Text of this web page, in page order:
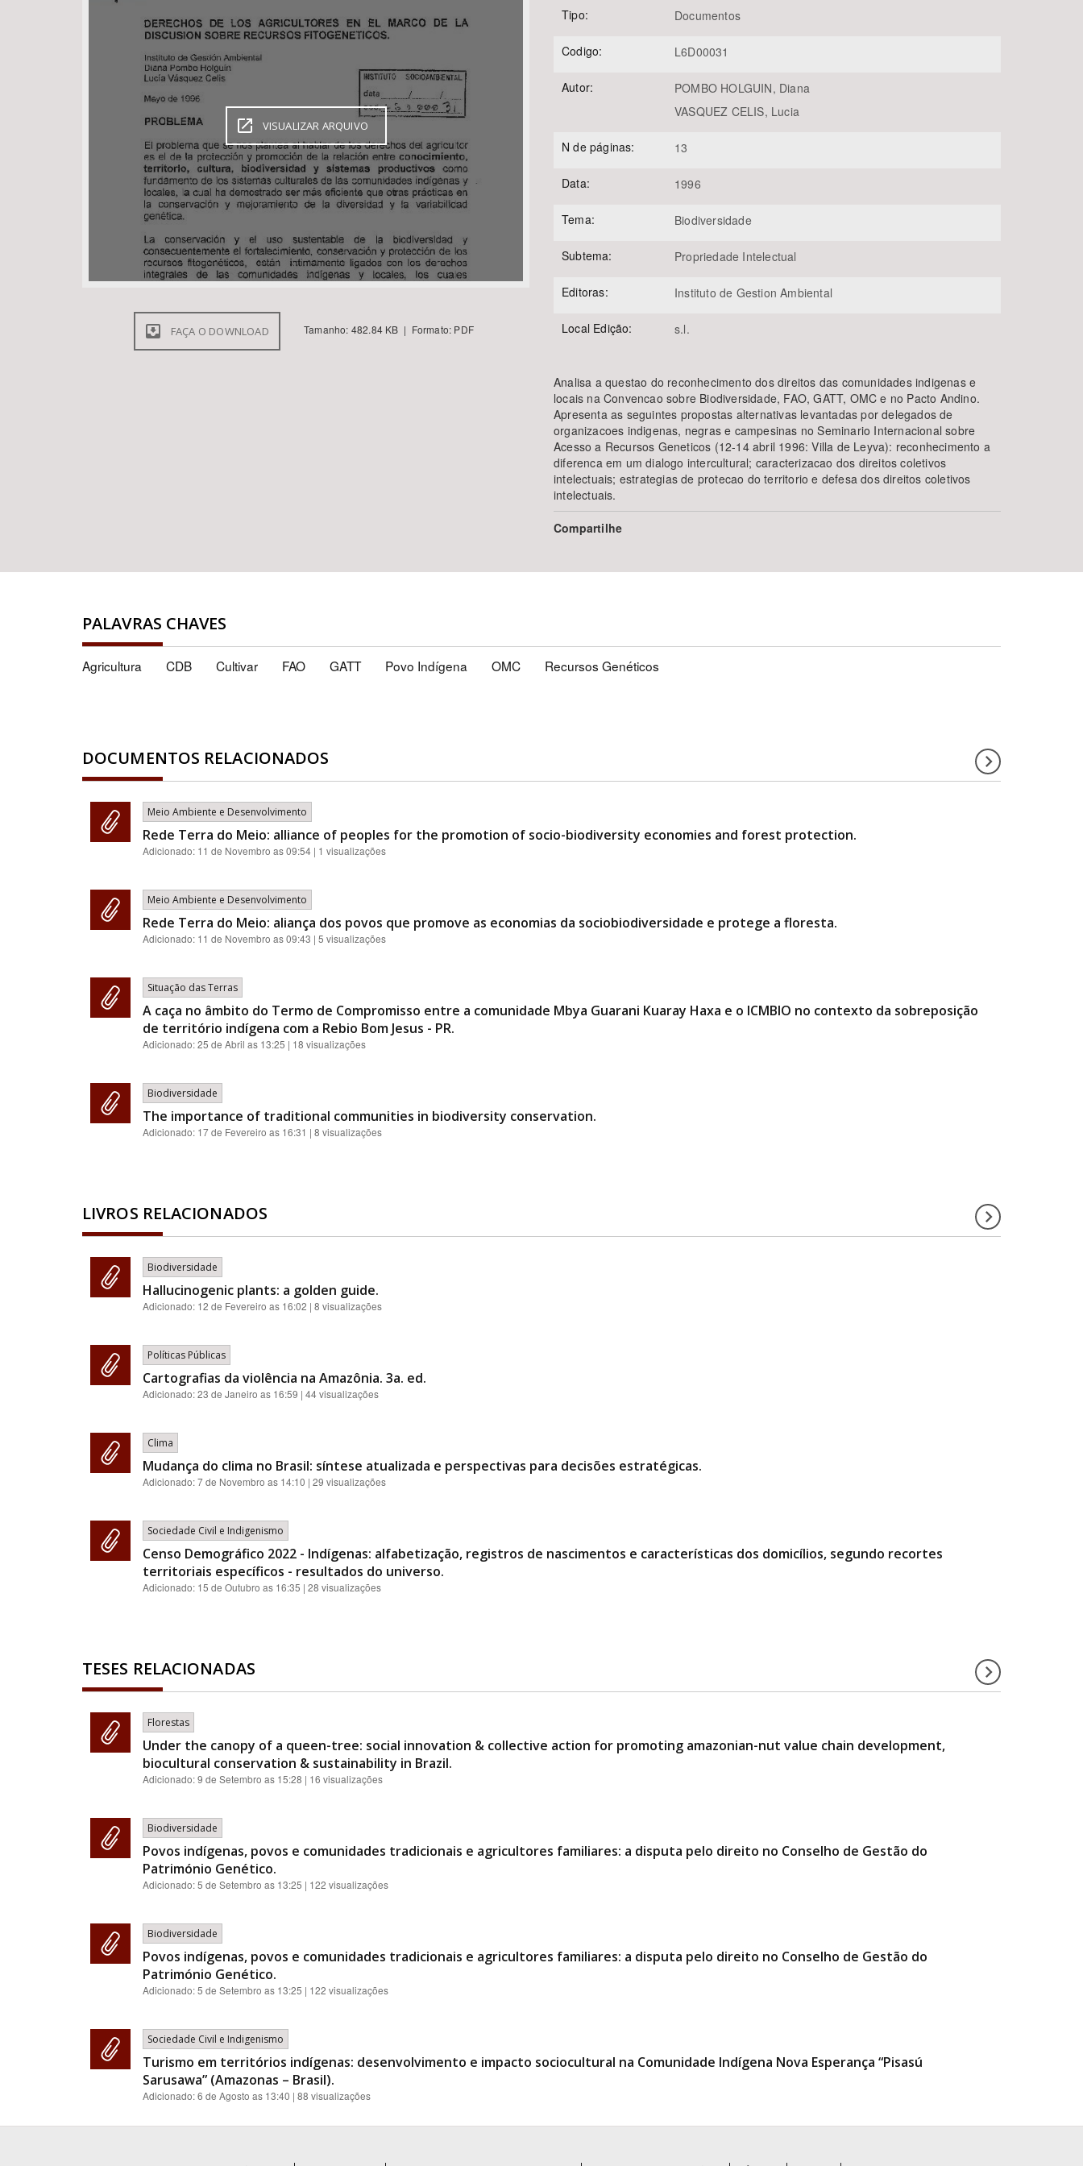
Área de Levantamento
VISUALIZAR ARQUIVO
FAÇA O DOWNLOAD Tamanho: 482.84 KB | Formato: PDF
Tipo: Documentos
Codigo: L6D00031
Autor:
POMBO HOLGUIN, Diana
VASQUEZ CELIS, Lucia
N de páginas: 13
Data: 1996
Tema: Biodiversidade
Subtema: Propriedade Intelectual
Editoras: Instituto de Gestion Ambiental
Local Edição: s.l.
Analisa a questao do reconhecimento dos direitos das comunidades indigenas e
locais na Convencao sobre Biodiversidade, FAO, GATT, OMC e no Pacto Andino.
Apresenta as seguintes propostas alternativas levantadas por delegados de
organizacoes indigenas, negras e campesinas no Seminario Internacional sobre
Acesso a Recursos Geneticos (12-14 abril 1996: Villa de Leyva): reconhecimento a
diferenca em um dialogo intercultural; caracterizacao dos direitos coletivos
intelectuais; estrategias de protecao do territorio e defesa dos direitos coletivos
intelectuais.
Compartilhe
PALAVRAS CHAVES
Agricultura CDB Cultivar FAO GATT Povo Indígena OMC Recursos Genéticos
DOCUMENTOS RELACIONADOS
Meio Ambiente e Desenvolvimento
Rede Terra do Meio: alliance of peoples for the promotion of socio-biodiversity economies and forest protection.
Adicionado: 11 de Novembro as 09:54 | 1 visualizações
Meio Ambiente e Desenvolvimento
Rede Terra do Meio: aliança dos povos que promove as economias da sociobiodiversidade e protege a floresta.
Adicionado: 11 de Novembro as 09:43 | 5 visualizações
Situação das Terras
A caça no âmbito do Termo de Compromisso entre a comunidade Mbya Guarani Kuaray Haxa e o ICMBIO no contexto da sobreposição
de território indígena com a Rebio Bom Jesus - PR.
Adicionado:25 de Abril as 13:25 | 18 visualizações
Biodiversidade
The importance of traditional communities in biodiversity conservation.
Adicionado: 17 de Fevereiro as 16:31 | 8 visualizações
LIVROS RELACIONADOS
Biodiversidade
Hallucinogenic plants: a golden guide.
Adicionado: 12 de Fevereiro as 16:02 | 8 visualizações
Políticas Públicas
Cartografias da violência na Amazônia. 3a. ed.
Adicionado:23 de Janeiro as 16:59 | 44 visualizações
Clima
Mudança do clima no Brasil: síntese atualizada e perspectivas para decisões estratégicas.
Adicionado:7 de Novembro as 14:10 | 29 visualizações
Sociedade Civil e Indigenismo
Censo Demográfico 2022 - Indígenas: alfabetização, registros de nascimentos e características dos domicílios, segundo recortes
territoriais específicos - resultados do universo.
Adicionado: 15 de Outubro as 16:35 | 28 visualizações
TESES RELACIONADAS
Florestas
Under the canopy of a queen-tree: social innovation & collective action for promoting amazonian-nut value chain development,
biocultural conservation & sustainability in Brazil.
Adicionado:9 de Setembro as 15:28 | 16 visualizações
Biodiversidade
Povos indígenas, povos e comunidades tradicionais e agricultores familiares: a disputa pelo direito no Conselho de Gestão do
Património Genético.
Adicionado:5 de Setembro as 13:25 | 122 visualizações
Biodiversidade
Povos indígenas, povos e comunidades tradicionais e agricultores familiares: a disputa pelo direito no Conselho de Gestão do
Património Genético.
Adicionado:5 de Setembro as 13:25 | 122 visualizações
Sociedade Civil e Indigenismo
Turismo em territórios indígenas: desenvolvimento e impacto sociocultural na Comunidade Indígena Nova Esperança “Pisasú
Sarusawa” (Amazonas – Brasil).
Adicionado:6 de Agosto as 13:40 | 88 visualizações